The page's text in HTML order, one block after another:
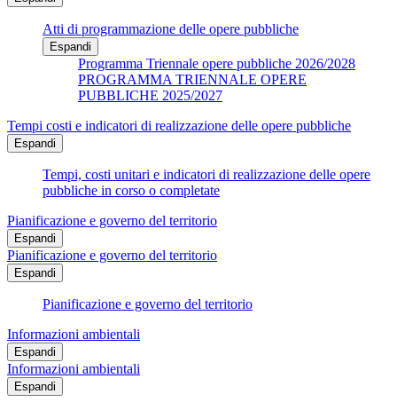
Atti di programmazione delle opere pubbliche
Espandi
Programma Triennale opere pubbliche 2026/2028
PROGRAMMA TRIENNALE OPERE
PUBBLICHE 2025/2027
Tempi costi e indicatori di realizzazione delle opere pubbliche
Espandi
Tempi, costi unitari e indicatori di realizzazione delle opere
pubbliche in corso o completate
Pianificazione e governo del territorio
Espandi
Pianificazione e governo del territorio
Espandi
Pianificazione e governo del territorio
Informazioni ambientali
Espandi
Informazioni ambientali
Espandi